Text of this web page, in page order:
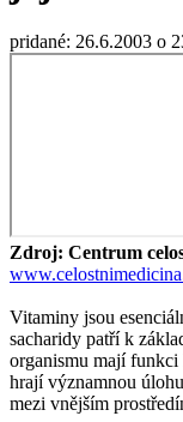
pridané: 26.6.2003 o
Zdroj: Centrum
Vitaminy jsou
sacharidy patří k
organismu mají
hrají významnou
mezi vnějším